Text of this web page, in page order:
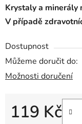
Krystaly a minerály
V případě
Dostupnost
Můžeme doručit do:
Možnosti doručení
119 Kč